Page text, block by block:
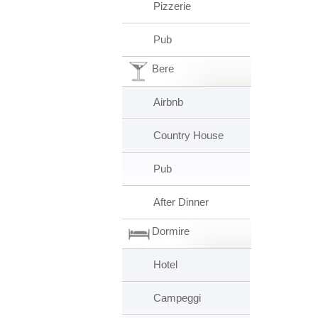
Pizzerie
Pub
Bere
Airbnb
Country House
Pub
After Dinner
Dormire
Hotel
Campeggi